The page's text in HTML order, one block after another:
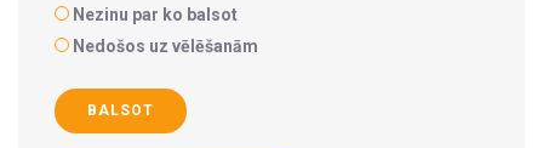
Nezinu par ko balsot
Nedošos uz vēlēšanām
BALSOT